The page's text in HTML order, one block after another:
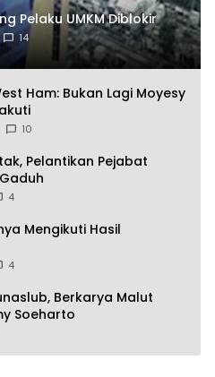
Pelaku UMKM Diblokir
14
Ham: Bukan Lagi Moyesy
10
Pelantikan Pejabat
4
Mengikuti Hasil
4
Berkarya Malut
Soeharto